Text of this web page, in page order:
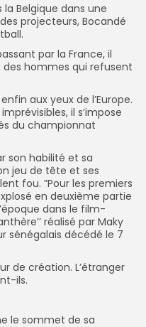
la Belgique dans une
projecteurs, Bocandé
par la France, il
hommes qui refusent
aux yeux de l’Europe.
il s’impose
du championnat
son habilité et sa
jeu de tête et ses
fou. ”Pour les premiers
en deuxième partie
dans le film-
réalisé par Maky
sénégalais décédé le 7
de création. L’étranger
ils.
le sommet de sa